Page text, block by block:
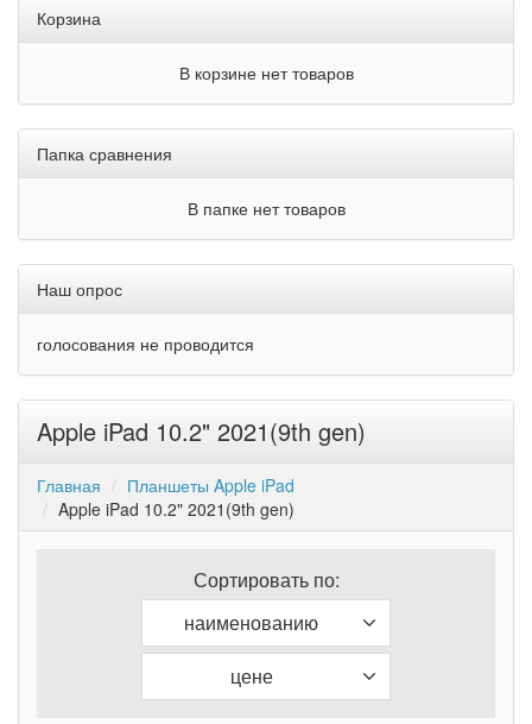
Корзина
В корзине нет товаров
Папка сравнения
В папке нет товаров
Наш опрос
голосования не проводится
Apple iPad 10.2" 2021(9th gen)
Главная
Планшеты Apple iPad
Apple iPad 10.2" 2021(9th gen)
Сортировать по:
наименованию
цене